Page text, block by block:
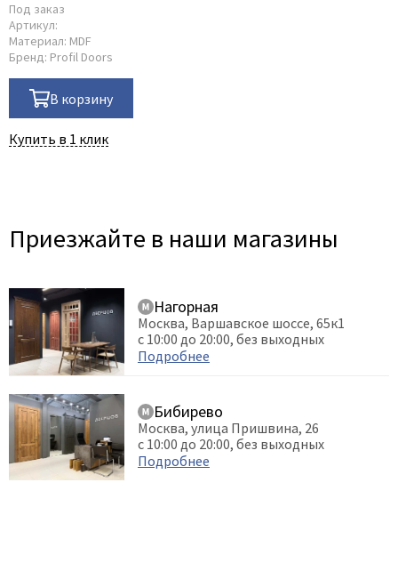
Под заказ
Артикул:
Материал: MDF
Бренд: Profil Doors
В корзину
Купить в 1 клик
Приезжайте в наши магазины
Нагорная
Москва, Варшавское шоссе, 65к1
с 10:00 до 20:00, без выходных
Подробнее
Бибирево
Москва, улица Пришвина, 26
с 10:00 до 20:00, без выходных
Подробнее